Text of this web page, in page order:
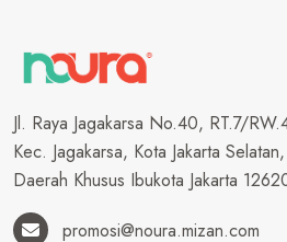
Jl. Raya Jagakarsa No.40, RT.7/
Kec. Jagakarsa, Kota Jakarta Selatan,
Daerah Khusus Ibukota Jakarta
promosi@noura.mizan.com